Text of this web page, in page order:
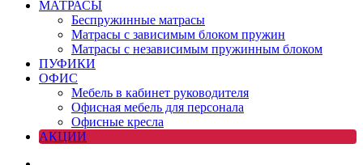
МАТРАСЫ
Беспружинные матрасы
Матрасы с зависимым блоком пружин
Матрасы с независимым пружинным блоком
ПУФИКИ
ОФИС
Мебель в кабинет руководителя
Офисная мебель для персонала
Офисные кресла
АКЦИИ